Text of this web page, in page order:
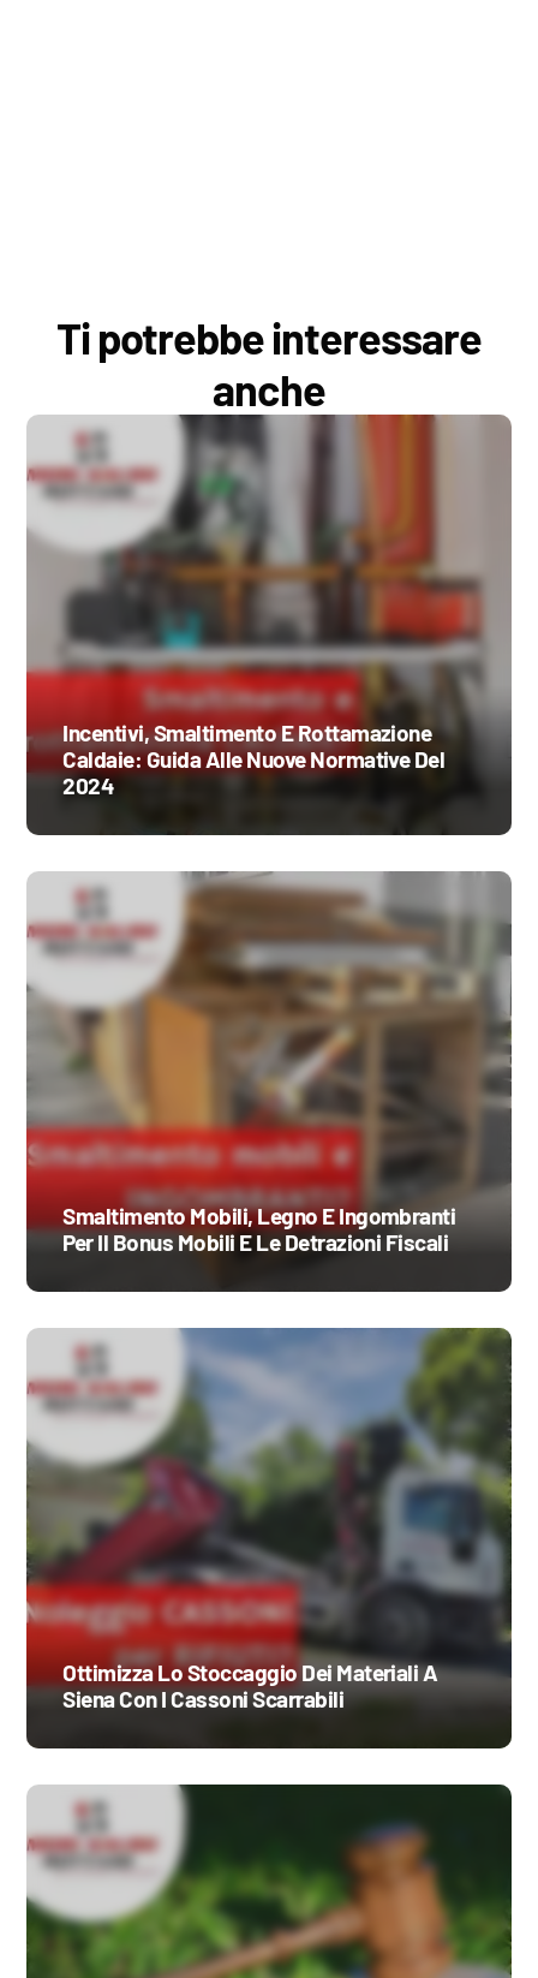
Ti potrebbe interessare
anche
Incentivi, Smaltimento E Rottamazione
Caldaie: Guida Alle Nuove Normative Del
2024
Smaltimento Mobili, Legno E Ingombranti
Per Il Bonus Mobili E Le Detrazioni Fiscali
Ottimizza Lo Stoccaggio Dei Materiali A
Siena Con I Cassoni Scarrabili